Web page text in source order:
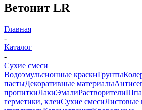
Ветонит LR
Главная
-
Каталог
-
Сухие смеси
Водоэмульсионные краскиГрунты
пастыДекоративные материалы
пропиткиЛакиЭмалиРастворители
герметики, клеиСухие смесиЛистовые